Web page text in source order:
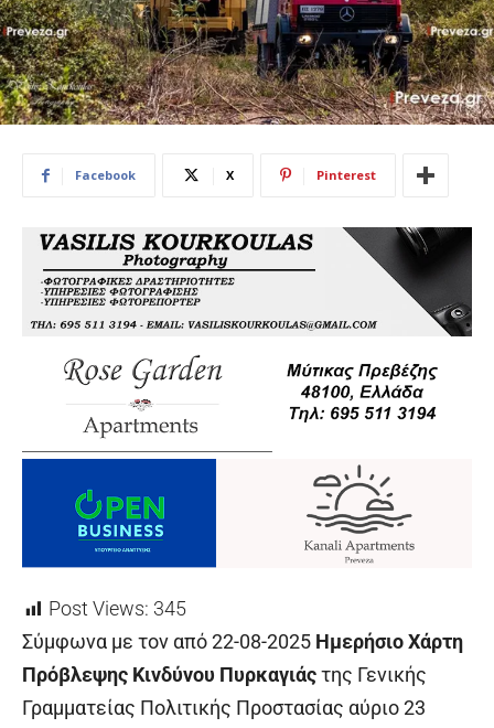
Facebook X Pinterest
Post Views: 345
Σύμφωνα με τον από 22-08-2025 Ημερήσιο Χάρτη
Πρόβλεψης Κινδύνου Πυρκαγιάςτης Γενικής
Γραμματείας Πολιτικής Προστασίας αύριο23